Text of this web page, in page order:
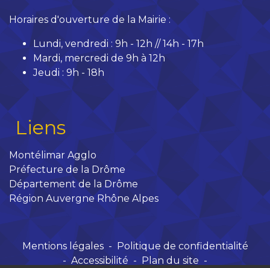
Horaires d'ouverture de la Mairie :
Lundi, vendredi : 9h - 12h // 14h - 17h
Mardi, mercredi de 9h à 12h
Jeudi : 9h - 18h
Liens
Montélimar Agglo
Préfecture de la Drôme
Département de la Drôme
Région Auvergne Rhône Alpes
Mentions légales -
Politique de confidentialité
- Accessibilité - Plan du site -